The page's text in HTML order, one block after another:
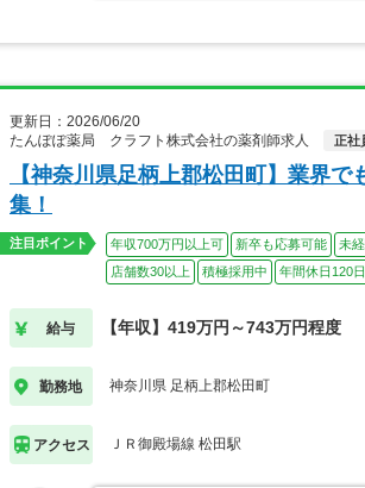
更新日：2026/06/20
たんぽぽ薬局 クラフト株式会社の薬剤師求人
正社
【神奈川県足柄上郡松田町】業界
集！
注目ポイント 年収700万円以上可 新卒も応募可能 未
店舗数30以上
積極採用中 年間休日120
給与 【年収】419万円～743万円程度
勤務地 神奈川県 足柄上郡松田町
アクセス ＪＲ御殿場線 松田駅